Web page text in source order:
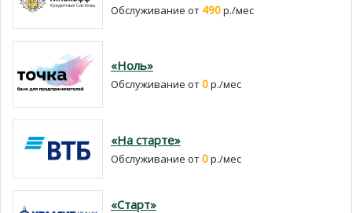
Обслуживание от 490р./мес
«Ноль»
Обслуживание от0р./мес
«На старте»
Обслуживание от0р./мес
«Старт»